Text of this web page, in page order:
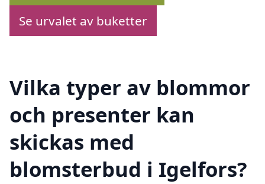
Se urvalet av buketter
Vilka typer av blommor
och presenter kan
skickas med
blomsterbud i Igelfors?